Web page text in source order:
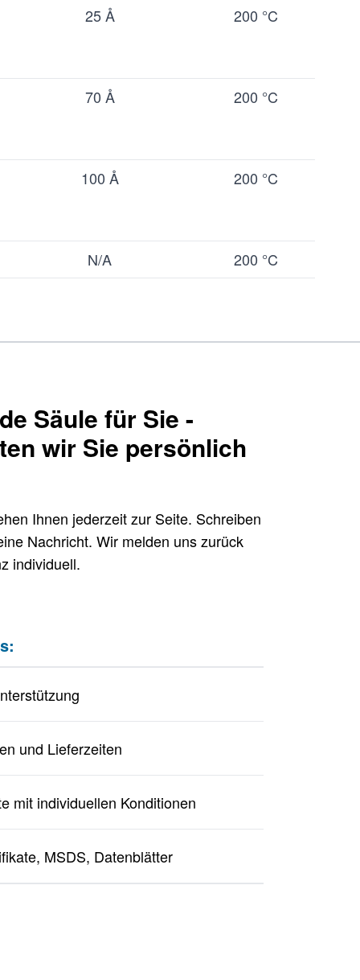
25 Å 200 °C
70 Å 200 °C
100 Å 200 °C
N/A 200 °C
Säule für Sie -
wir Sie persönlich
Ihnen jederzeit zur Seite. Schreiben
Nachricht. Wir melden uns zurück
individuell.
und Lieferzeiten
mit individuellen Konditionen
MSDS, Datenblätter